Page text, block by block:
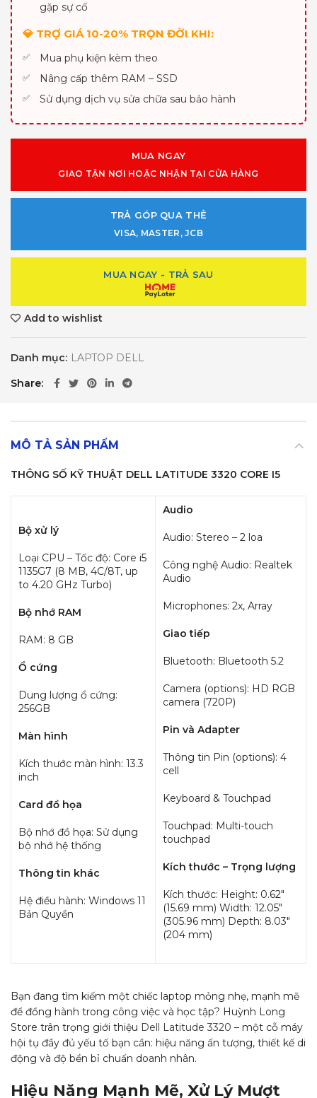
gặp sự cố
💎 TRỢ GIÁ 10-20% TRỌN ĐỜI KHI:
Mua phụ kiện kèm theo
Nâng cấp thêm RAM – SSD
Sử dụng dịch vụ sửa chữa sau bảo hành
MUA NGAY
GIAO TẬN NƠI HOẶC NHẬN TẠI CỬA HÀNG
TRẢ GÓP QUA THẺ
VISA, MASTER, JCB
MUA NGAY - TRẢ SAU
Add to wishlist
Danh mục: LAPTOP DELL
Share
MÔ TẢ SẢN PHẨM
THÔNG SỐ KỸ THUẬT DELL LATITUDE 3320 CORE I5
Bộ xử lý
Loại CPU – Tốc độ: Core i5
1135G7 (8 MB, 4C/8T, up
to 4.20 GHz Turbo)
Bộ nhớ RAM
RAM: 8 GB
Ổ cứng
Dung lượng ổ cứng:
256GB
Màn hình
Kích thước màn hình: 13.3
inch
Card đồ họa
Bộ nhớ đồ họa: Sử dụng
bộ nhớ hệ thống
Thông tin khác
Hệ điều hành: Windows 11
Bản Quyền
Audio
Audio: Stereo – 2 loa
Công nghệ Audio: Realtek
Audio
Microphones: 2x, Array
Giao tiếp
Bluetooth: Bluetooth 5.2
Camera (options): HD RGB
camera (720P)
Pin và Adapter
Thông tin Pin (options): 4
cell
Keyboard & Touchpad
Touchpad: Multi-touch
touchpad
Kích thước – Trọng lượng
Kích thước: Height: 0.62″
(15.69 mm) Width: 12.05″
(305.96 mm) Depth: 8.03″
(204 mm)
Bạn đang tìm kiếm một chiếc laptop mỏng nhẹ, mạnh mẽ
để đồng hành trong công việc và học tập? Huỳnh Long
Store trân trọng giới thiệu Dell Latitude 3320 – một cỗ máy
hội tụ đầy đủ yếu tố bạn cần: hiệu năng ấn tượng, thiết kế di
động và độ bền bỉ chuẩn doanh nhân.
Hiệu Năng Mạnh Mẽ, Xử Lý Mượt